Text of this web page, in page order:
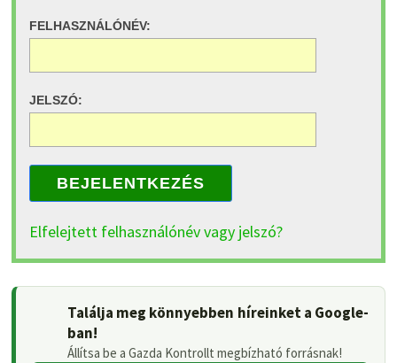
FELHASZNÁLÓNÉV:
JELSZÓ:
BEJELENTKEZÉS
Elfelejtett felhasználónév vagy jelszó?
Találja meg könnyebben híreinket a Google-
ban!
Állítsa be a Gazda Kontrollt megbízható forrásnak!